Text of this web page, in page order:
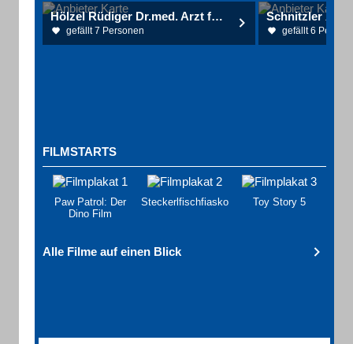
Hölzel Rüdiger Dr.med. Arzt für Orthopädie und Rheumatologie
gefällt 7 Personen
Schnitzler
gefällt 6
FILMSTARTS
Paw Patrol: Der
Dino Film
Steckerlfischfiasko Toy Story 5
Alle Filme auf einen Blick